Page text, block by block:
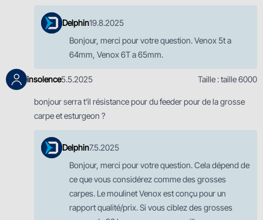
Delphin19.8.2025
Bonjour, merci pour votre question. Venox 5t a
64mm, Venox 6T a 65mm.
insolence5.5.2025 Taille : taille 6000
bonjour serra t'il résistance pour du feeder pour de la grosse
carpe et esturgeon ?
Delphin7.5.2025
Bonjour, merci pour votre question. Cela dépend de
ce que vous considérez comme des grosses
carpes. Le moulinet Venox est conçu pour un
rapport qualité/prix. Si vous ciblez des grosses